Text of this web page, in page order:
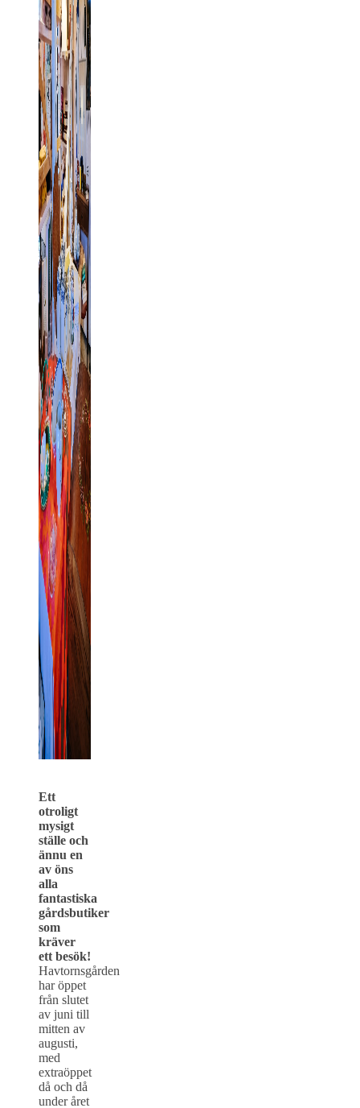
Ett
otroligt
mysigt
ställe och
ännu en
av öns
alla
fantastiska
gårdsbutiker
som
kräver
ett besök!
Havtornsgården
har öppet
från slutet
av juni till
mitten av
augusti,
med
extraöppet
då och då
under året